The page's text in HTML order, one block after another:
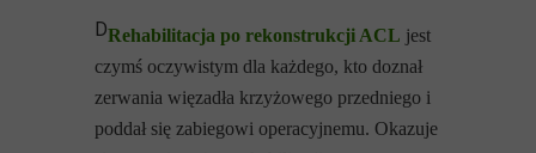
DRehabilitacja po rekonstrukcji ACL jest
czymś oczywistym dla każdego, kto doznał
zerwania więzadła krzyżowego przedniego i
poddał się zabiegowi operacyjnemu. Okazuje